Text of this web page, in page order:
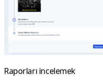
Raporları incelemek